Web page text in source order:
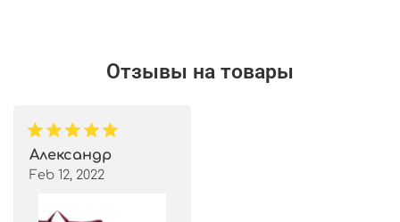
Отзывы на товары
Александр
Feb 12, 2022